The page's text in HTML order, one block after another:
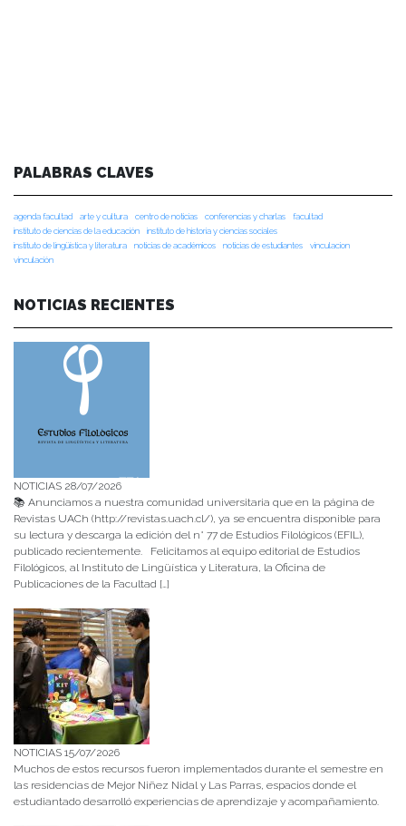
PALABRAS CLAVES
agenda facultad arte y cultura centro de noticias conferencias y charlas
facultad
instituto de ciencias de la educación
instituto de historia y ciencias sociales
instituto de lingüística y literatura
noticias de académicos noticias de estudiantes
vinculacion
vinculación
NOTICIAS RECIENTES
NOTICIAS 28/07/2026
📚 Anunciamos a nuestra comunidad universitaria que en la página de
Revistas UACh (http://revistas.uach.cl/), ya se encuentra disponible para
su lectura y descarga la edición del n° 77 de Estudios Filológicos (EFIL),
publicado recientemente. Felicitamos al equipo editorial de Estudios
Filológicos, al Instituto de Lingüística y Literatura, la Oficina de
Publicaciones de la Facultad […]
NOTICIAS 15/07/2026
Muchos de estos recursos fueron implementados durante el semestre en
las residencias de Mejor Niñez Nidal y Las Parras, espacios donde el
estudiantado desarrolló experiencias de aprendizaje y acompañamiento.